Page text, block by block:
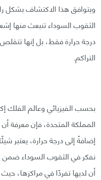
ويتوافق هذا الاكتشاف بشكل
الثقوب السوداء تنبعث منها
درجة حرارة فقط، بل إنها
التراكم.
بحسب الفيزيائي وعالم
المملكة المتحدة، فإن معرفة
إضافةً إلى درجة حرارة، يعتبر
نفكر في الثقوب السوداء ضمن
أن لديها تفردًا في مراكزها، حيث